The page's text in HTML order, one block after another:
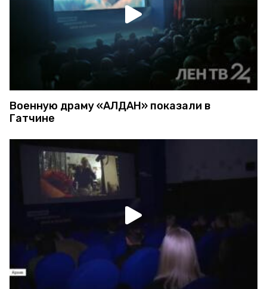
Военную драму «АЛДАН» показали в
Гатчине